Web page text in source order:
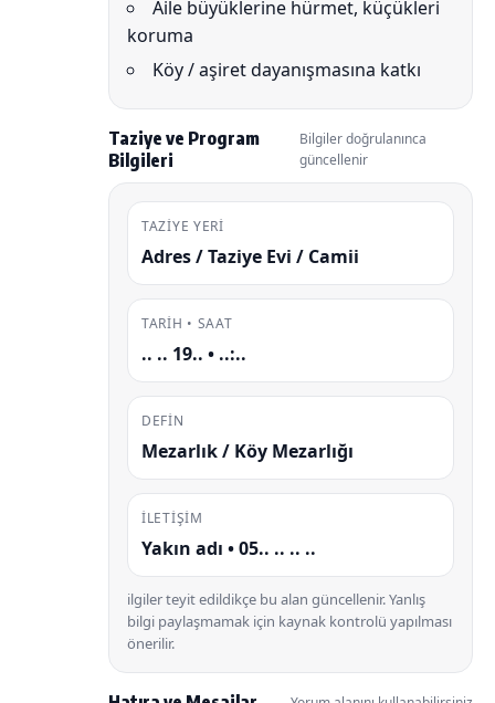
Aile büyüklerine hürmet, küçükleri
koruma
Köy / aşiret dayanışmasına katkı
Taziye ve Program
Bilgileri
Bilgiler doğrulanınca
güncellenir
TAZIYE YERI
Adres / Taziye Evi / Camii
TARIH • SAAT
.. .. 19.. • ..:..
DEFIN
Mezarlık / Köy Mezarlığı
İLETIŞIM
Yakın adı • 05.. .. .. ..
ilgiler teyit edildikçe bu alan güncellenir. Yanlış
bilgi paylaşmamak için kaynak kontrolü yapılması
önerilir.